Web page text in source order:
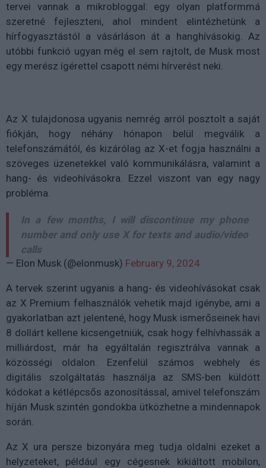
tervei vannak a mikrobloggal: egy olyan platformmá
szeretné fejleszteni, ahol mindent elintézhetünk a
hírfogyasztástól a vásárláson át a hanghívásokig. Az
utóbbi funkció ugyan még el sem rajtolt, de Musk most
egy merész ígérettel csapott némi hírverést neki.
Az X tulajdonosa ugyanis nemrég arról posztolt a saját
fiókján, hogy néhány hónapon belül megválik a
telefonszámától, és kizárólag az X-et fogja használni a
szöveges üzenetekkel való kommunikálásra, valamint a
hang- és videohívásokra. Ezzel viszont van egy nagy
probléma.
In a few months, I will discontinue my phone
number and only use X for texts and audio/video
calls
— Elon Musk (@elonmusk) February 9, 2024
A tervek szerint ugyanis a hang- és videohívásokat csak
az X Premium felhasználók vehetik majd igénybe, ami a
gyakorlatban azt jelentené, hogy Musk ismerőseinek havi
8 dollárt kellene kicsengetniük, csak hogy felhívhassák a
milliárdost, már ha egyáltalán regisztrálva vannak a
közösségi oldalon. Ezenfelül számos webhely és
digitális szolgáltatás használja az SMS-ben küldött
kódokat a kétlépcsős azonosítással, amivel telefonszám
híján Musk szintén gondokba ütközhetne a mindennapok
során.
Az X ura persze bizonyára meg tudja oldalni ezeket a
helyzeteket, például egy cégesnek kikiáltott mobilon,